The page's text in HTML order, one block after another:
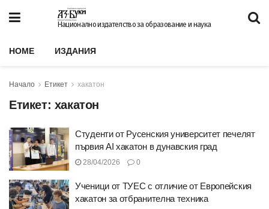
Национално издателство за образование и наука
HOME ИЗДАНИЯ
Начало Етикет хакатон
Етикет: хакатон
Студенти от Русенския университет печелят
първия AI хакатон в дунавския град
28/04/2026 0
Ученици от ТУЕС с отличие от Европейския
хакатон за отбранителна техника